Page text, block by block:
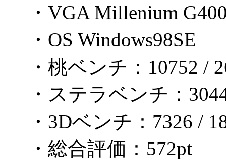
・VGA Millenium
・OS Windows98SE
・桃ベンチ：10752 /
・ステラベンチ：
・3Dベンチ：7326 /
・総合評価：572pt